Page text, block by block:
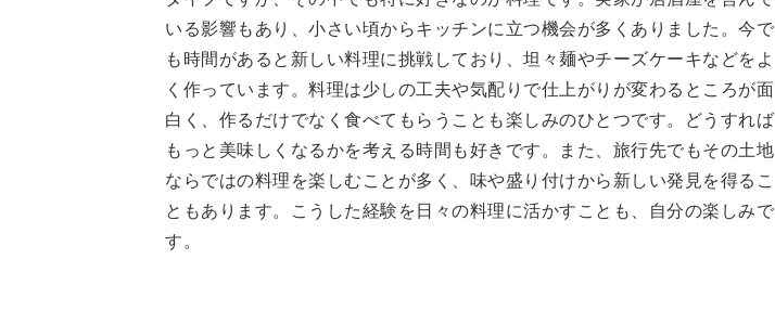
いる影響もあり、小さい頃からキッチンに立つ機会が多くありました。今で
も時間があると新しい料理に挑戦しており、坦々麺やチーズケーキなどをよ
く作っています。料理は少しの工夫や気配りで仕上がりが変わるところが面
白く、作るだけでなく食べてもらうことも楽しみのひとつです。どうすれば
もっと美味しくなるかを考える時間も好きです。また、旅行先でもその土地
ならではの料理を楽しむことが多く、味や盛り付けから新しい発見を得るこ
ともあります。こうした経験を日々の料理に活かすことも、自分の楽しみで
す。